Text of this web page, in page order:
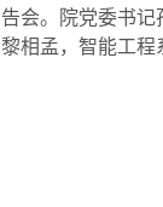
告会。院党委书
黎相孟，智能工程